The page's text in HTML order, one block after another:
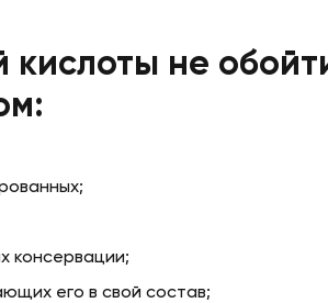
кислоты не
консервации;
его в свой состав;